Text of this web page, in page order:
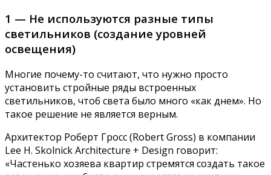
1 — Не используются разные типы
светильников (создание уровней
освещения)
Многие почему-то считают, что нужно просто
установить стройные ряды встроенных
светильников, чтоб света было много «как днем». Но
такое решение не является верным.
Архитектор Роберт Гросс (Robert Gross) в компании
Lee H. Skolnick Architecture + Design говорит:
«Частенько хозяева квартир стремятся создать такое